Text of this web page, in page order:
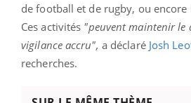
de football et de rugby, ou encore
Ces activités "peuvent maintenir le
vigilance accru", a déclaré Josh
recherches.